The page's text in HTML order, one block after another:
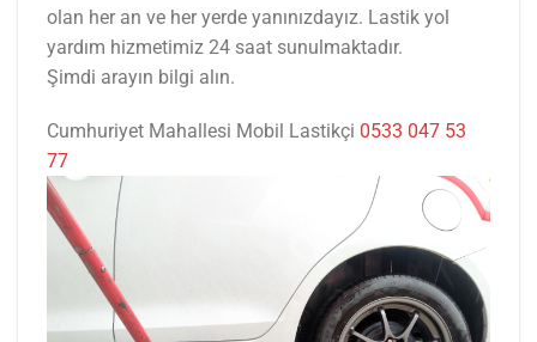
olan her an ve her yerde yanınızdayız. Lastik yol
yardım hizmetimiz 24 saat sunulmaktadır.
Şimdi arayın bilgi alın.
Cumhuriyet Mahallesi Mobil Lastikçi 0533 047 53
77